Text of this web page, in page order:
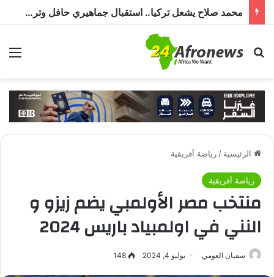
محمد صلاح يشعل تركيا.. استقبال جماهيري حافل وترحيب بـ”الملك المصري” قبل انضمامه إلى طرابزون سبور
بحث عن
الرئيسية / رياضة أفريقية
رياضة أفريقية
منتخب مصر الأولمبي يضم زيزو و
النني في اولمبياد باريس 2024
سفيان العومي يوليو 4, 2024 148